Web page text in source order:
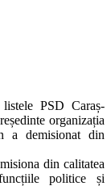
PSD Caraș-
organizația
a demisionat din
din calitatea
politice și